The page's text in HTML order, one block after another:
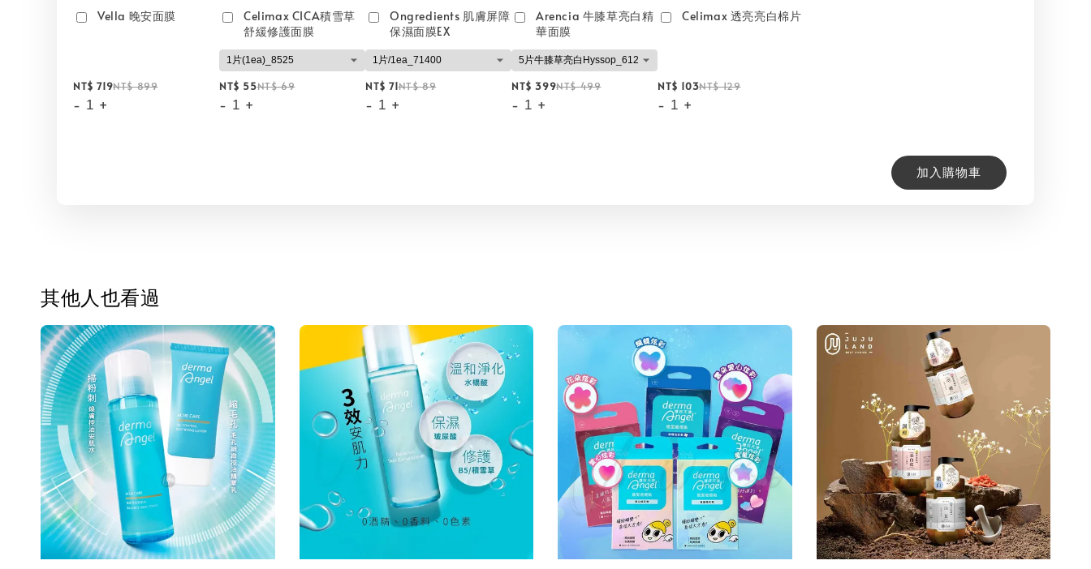
Vella 晚安面膜
NT$ 719NT$ 899
- +
Celimax CICA積雪草
舒緩修護面膜
NT$ 55NT$ 69
- +
Ongredients 肌膚屏障
保濕面膜EX
NT$ 71NT$ 89
- +
Arencia 牛膝草亮白精
華面膜
NT$ 399NT$ 499
- +
Celimax 透亮亮白棉片
NT$ 103NT$ 129
- +
加入購物車
其他人也看過